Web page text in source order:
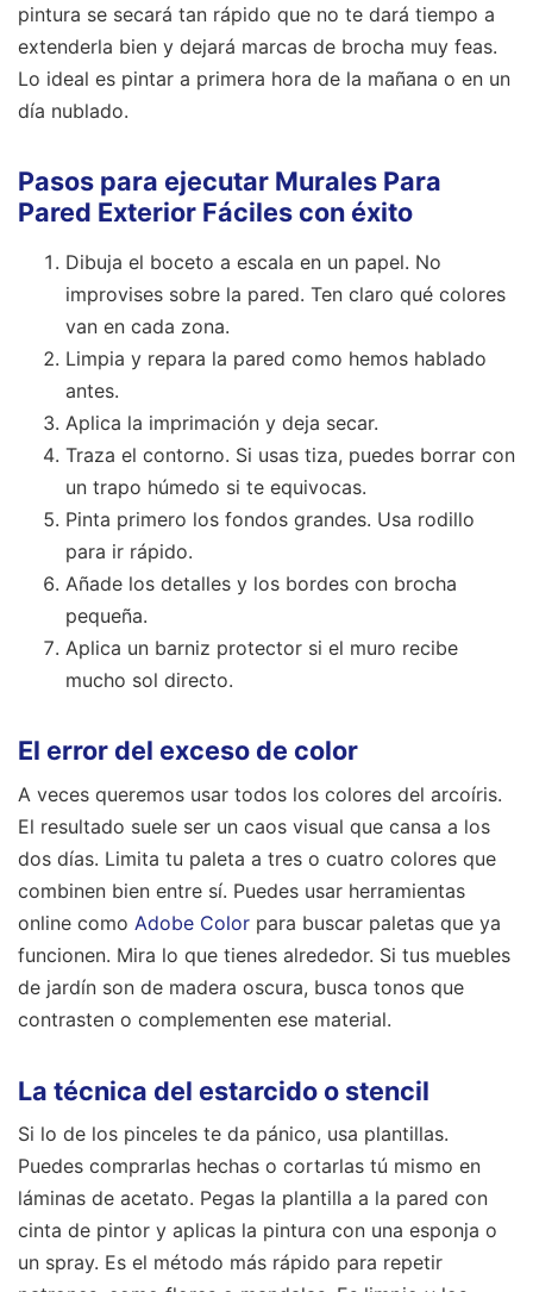
pintura se secará tan rápido que no te dará tiempo a
extenderla bien y dejará marcas de brocha muy feas.
Lo ideal es pintar a primera hora de la mañana o en un
día nublado.
Pasos para ejecutar Murales Para
Pared Exterior Fáciles con éxito
Dibuja el boceto a escala en un papel. No
improvises sobre la pared. Ten claro qué colores
van en cada zona.
Limpia y repara la pared como hemos hablado
antes.
Aplica la imprimación y deja secar.
Traza el contorno. Si usas tiza, puedes borrar con
un trapo húmedo si te equivocas.
Pinta primero los fondos grandes. Usa rodillo
para ir rápido.
Añade los detalles y los bordes con brocha
pequeña.
Aplica un barniz protector si el muro recibe
mucho sol directo.
El error del exceso de color
A veces queremos usar todos los colores del arcoíris.
El resultado suele ser un caos visual que cansa a los
dos días. Limita tu paleta a tres o cuatro colores que
combinen bien entre sí. Puedes usar herramientas
online como Adobe Color para buscar paletas que ya
funcionen. Mira lo que tienes alrededor. Si tus muebles
de jardín son de madera oscura, busca tonos que
contrasten o complementen ese material.
La técnica del estarcido o stencil
Si lo de los pinceles te da pánico, usa plantillas.
Puedes comprarlas hechas o cortarlas tú mismo en
láminas de acetato. Pegas la plantilla a la pared con
cinta de pintor y aplicas la pintura con una esponja o
un spray. Es el método más rápido para repetir